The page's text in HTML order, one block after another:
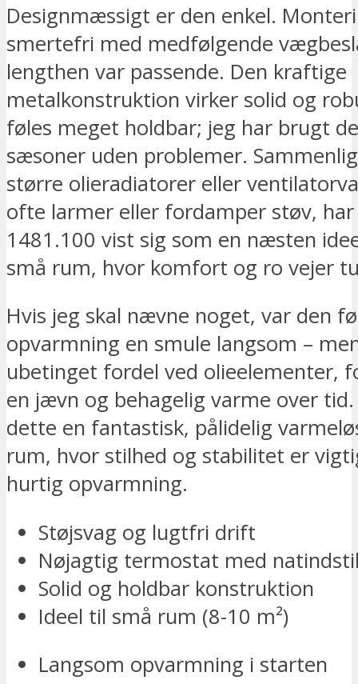
Designmæssigt er den enkel.
smertefri med medfølgende
lengthen var passende. Den kraftige
metalkonstruktion virker solid og
føles meget holdbar; jeg har brugt
sæsoner uden problemer.
større olieradiatorer eller
ofte larmer eller fordamper støv, har
1481.100 vist sig som en næsten
små rum, hvor komfort og ro vejer
Hvis jeg skal nævne noget, var den
opvarmning en smule langsom –
ubetinget fordel ved olieelementer,
en jævn og behagelig varme over
dette en fantastisk, pålidelig
rum, hvor stilhed og stabilitet er
hurtig opvarmning.
Støjsvag og lugtfri drift
Nøjagtig termostat med
Solid og holdbar konstruktion
Ideel til små rum (8-10 m²)
Langsom opvarmning i starten